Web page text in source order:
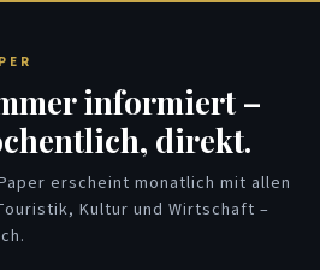
informiert –
direkt.
erscheint monatlich mit allen
Kultur und Wirtschaft –